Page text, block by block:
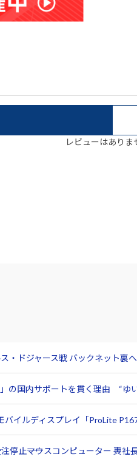
レビューはありま
・ドジャース戦 バックネット裏
の国内サポートを貫く理由 “ゆ
バイルディスプレイ「ProLite
停止――マウスコンピューター 軣